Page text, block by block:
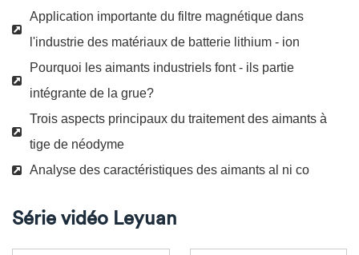
Application importante du filtre magnétique dans
l'industrie des matériaux de batterie lithium - ion
Pourquoi les aimants industriels font - ils partie
intégrante de la grue?
Trois aspects principaux du traitement des aimants à
tige de néodyme
Analyse des caractéristiques des aimants al ni co
Série vidéo Leyuan